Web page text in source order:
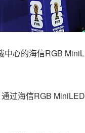
心的海信RGB
过海信RGB